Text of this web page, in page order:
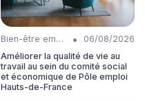
Bien-être employés •
06/08/2026
Améliorer la qualité de vie au
travail au sein du comité social
et économique de Pôle emploi
Hauts-de-France